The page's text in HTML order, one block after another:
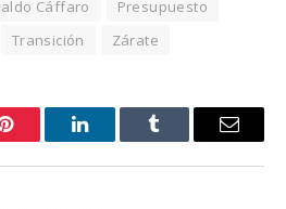
Cáffaro
Presupuesto
Transición Zárate
Pinterest LinkedInTumblr Email